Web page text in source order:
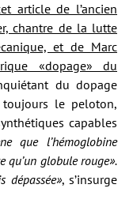
article de l’ancien
chantre de la lutte
et de Marc
«dopage» du
du dopage
le peloton,
capables
que l’hémoglobine
globule rouge».
dépassée», s’insurge